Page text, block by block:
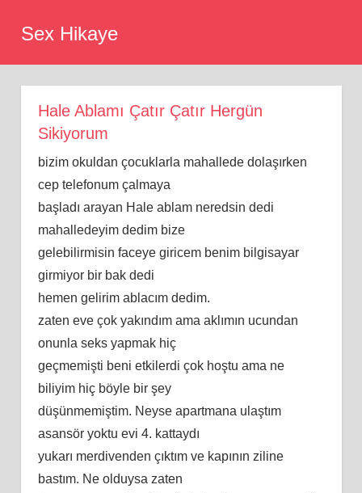
Sex Hikaye
Hale Ablamı Çatır Çatır Hergün
Sikiyorum
bizim okuldan çocuklarla mahallede dolaşırken
cep telefonum çalmaya
başladı arayan Hale ablam neredsin dedi
mahalledeyim dedim bize
gelebilirmisin faceye giricem benim bilgisayar
girmiyor bir bak dedi
hemen gelirim ablacım dedim.
zaten eve çok yakındım ama aklımın ucundan
onunla seks yapmak hiç
geçmemişti beni etkilerdi çok hoştu ama ne
biliyim hiç böyle bir şey
düşünmemiştim. Neyse apartmana ulaştım
asansör yoktu evi 4. kattaydı
yukarı merdivenden çıktım ve kapının ziline
bastım. Ne olduysa zaten